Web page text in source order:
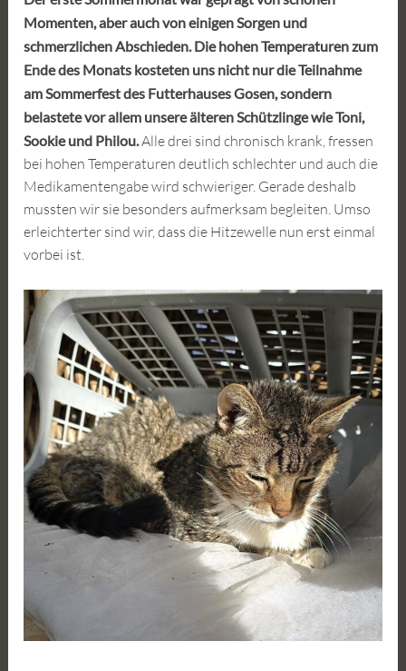
Momenten, aber auch von einigen Sorgen und
schmerzlichen Abschieden. Die hohen Temperaturen zum
Ende des Monats kosteten uns nicht nur die Teilnahme
am Sommerfest des Futterhauses Gosen, sondern
belastete vor allem unsere älteren Schützlinge wie Toni,
Sookie und Philou.Alle drei sind chronisch krank, fressen
bei hohen Temperaturen deutlich schlechter und auch die
Medikamentengabe wird schwieriger. Gerade deshalb
mussten wir sie besonders aufmerksam begleiten. Umso
erleichterter sind wir, dass die Hitzewelle nun erst einmal
vorbei ist.